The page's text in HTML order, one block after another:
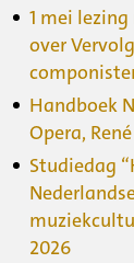
1 mei
over
Handboek
Opera,
Studiedag
2026